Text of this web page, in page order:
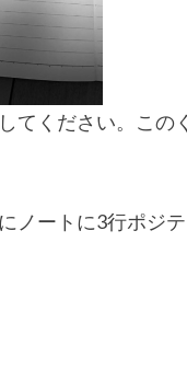
てください。この
ノートに3行ポジ